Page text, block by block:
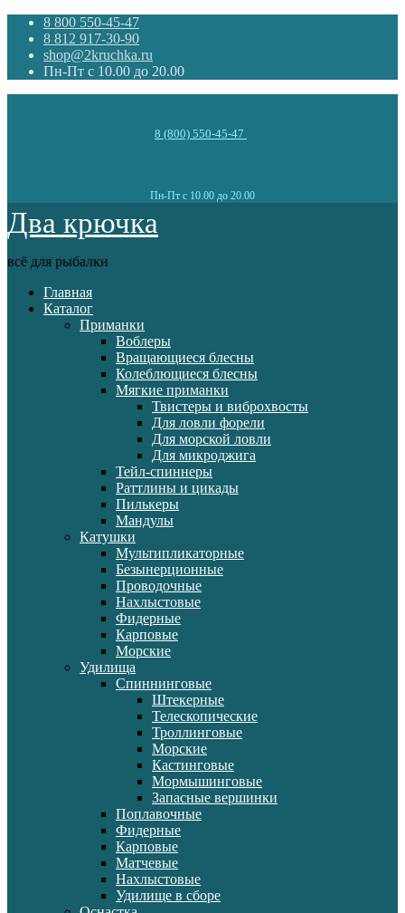
8 800 550-45-47
8 812 917-30-90
shop@2kruchka.ru
Пн-Пт с 10.00 до 20.00
8 (800) 550-45-47
Пн-Пт с 10.00 до 20.00
Два крючка
всё для рыбалки
Главная
Каталог
Приманки
Воблеры
Вращающиеся блесны
Колеблющиеся блесны
Мягкие приманки
Твистеры и виброхвосты
Для ловли форели
Для морской ловли
Для микроджига
Тейл-спиннеры
Раттлины и цикады
Пилькеры
Мандулы
Катушки
Мультипликаторные
Безынерционные
Проводочные
Нахлыстовые
Фидерные
Карповые
Морские
Удилища
Спиннинговые
Штекерные
Телескопические
Троллинговые
Морские
Кастинговые
Мормышинговые
Запасные вершинки
Поплавочные
Фидерные
Карповые
Матчевые
Нахлыстовые
Удилище в сборе